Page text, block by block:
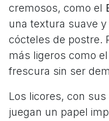
cremosos, como el
una textura suave
cócteles de postre.
más ligeros como el
frescura sin ser
Los licores, con
juegan un papel